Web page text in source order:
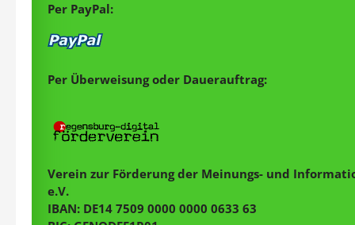
Per PayPal:
Per Überweisung oder Dauerauftrag:
Verein zur Förderung der Meinungs- und
e.V.
IBAN: DE14 7509 0000 0000 0633 63